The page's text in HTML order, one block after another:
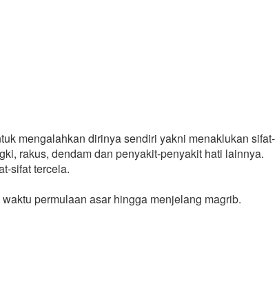
mengalahkan dirinya sendiri yakni menaklukan sifat-
rakus, dendam dan penyakit-penyakit hati lainnya.
sifat tercela.
permulaan asar hingga menjelang magrib.